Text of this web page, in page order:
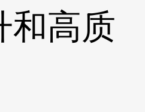
和高质